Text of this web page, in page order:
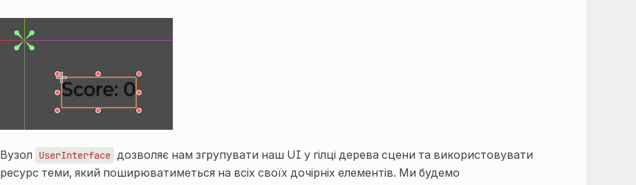
Вузол UserInterface дозволяє нам згрупувати наш UI у гілці дерева сцени та використовувати
ресурс теми, який поширюватиметься на всіх своїх дочірніх елементів. Ми будемо